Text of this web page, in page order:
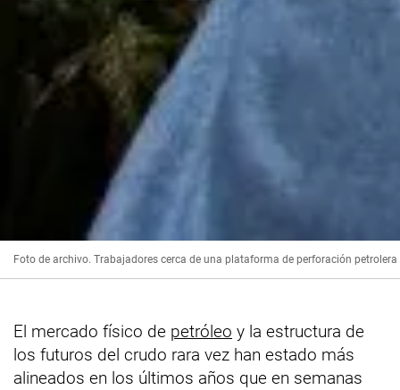
Foto de archivo. Trabajadores cerca de una plataforma de perforación
El mercado físico de petróleo y la estructura de
los futuros del crudo rara vez han estado más
alineados en los últimos años que en semanas